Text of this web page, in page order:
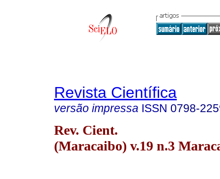
Revista Científica
versão impressa ISSN 0798-
Rev. Cient.
(Maracaibo) v.19 n.3